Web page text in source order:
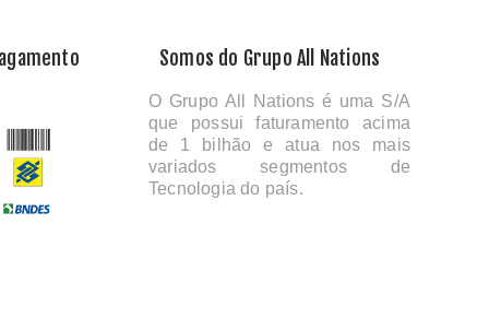
Somos do Grupo All Nations
O Grupo All Nations é uma S/A
que possui faturamento acima
de 1 bilhão e atua nos mais
variados segmentos de
Tecnologia do país.